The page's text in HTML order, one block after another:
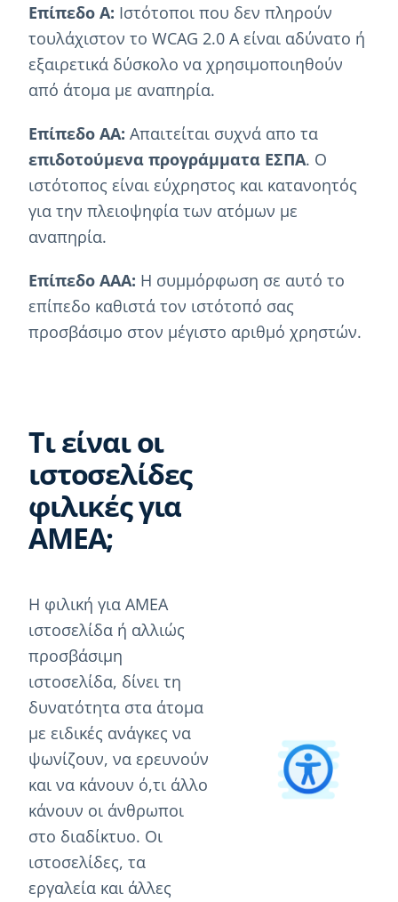
Επίπεδο Α: Ιστότοποι που δεν πληρούν
τουλάχιστον το WCAG 2.0 A είναι αδύνατο ή
εξαιρετικά δύσκολο να χρησιμοποιηθούν
από άτομα με αναπηρία.
Επίπεδο ΑΑ: Απαιτείται συχνά απο τα
επιδοτούμενα προγράμματα ΕΣΠΑ. Ο
ιστότοπος είναι εύχρηστος και κατανοητός
για την πλειοψηφία των ατόμων με
αναπηρία.
Επίπεδο ΑΑΑ: Η συμμόρφωση σε αυτό το
επίπεδο καθιστά τον ιστότοπό σας
προσβάσιμο στον μέγιστο αριθμό χρηστών.
Τι είναι οι
ιστοσελίδες
φιλικές για
ΑΜΕΑ;
Η φιλική για ΑΜΕΑ
ιστοσελίδα ή αλλιώς
προσβάσιμη
ιστοσελίδα, δίνει τη
δυνατότητα στα άτομα
με ειδικές ανάγκες να
ψωνίζουν, να ερευνούν
και να κάνουν ό,τι άλλο
κάνουν οι άνθρωποι
στο διαδίκτυο. Οι
ιστοσελίδες, τα
εργαλεία και άλλες